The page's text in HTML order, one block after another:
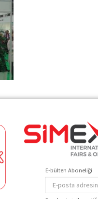
E-bülten Aboneliği